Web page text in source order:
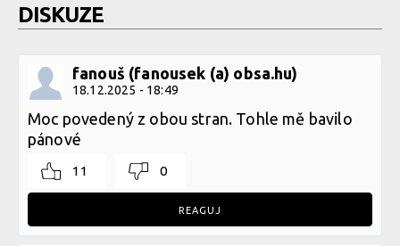
DISKUZE
fanouš (fanousek (a) obsa.hu)
18.12.2025 - 18:49
Moc povedený z obou stran. Tohle mě bavilo
pánové
11 0
REAGUJ